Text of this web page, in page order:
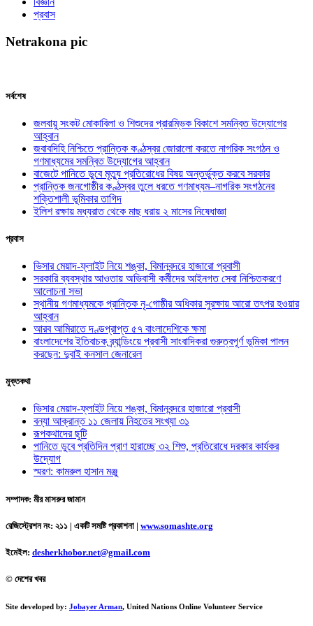
প্রবাস
Netrakona pic
সর্বশেষ
জলবায়ু সংকট মোকাবিলা ও শিশুদের প্রারম্ভিক বিকাশে সমন্বিত উদ্যোগের
আহ্বান
জবাবদিহি নিশ্চিতে প্রান্তিক কণ্ঠস্বর জোরালো করতে নাগরিক সংগঠন ও
গণমাধ্যমের সমন্বিত উদ্যোগের আহ্বান
বাজেটে পানিতে ডুবে মৃত্যু প্রতিরোধের বিষয় অন্তর্ভুক্ত করবে সরকার
প্রান্তিক জনগোষ্ঠীর কণ্ঠস্বর তুলে ধরতে গণমাধ্যম–নাগরিক সংগঠনের
শক্তিশালী ভূমিকার তাগিদ
ইলিশ রক্ষায় মধ্যরাত থেকে মাছ ধরায় ২ মাসের নিষেধাজ্ঞা
প্রবাস
ভিসার মেয়াদ-ফ্লাইট নিয়ে শঙ্কা, বিমানবন্দরে হাজারো প্রবাসী
সরকারি ব্যবস্থার আওতায় অভিবাসী কর্মীদের আইনগত সেবা নিশ্চিতকরণে
আলোচনা সভা
স্থানীয় গণমাধ্যমকে প্রান্তিক নৃ-গোষ্ঠীর অধিকার সুরক্ষায় আরো তৎপর হওয়ার
আহ্বান
আরব আমিরাতে দণ্ডপ্রাপ্ত ৫৭ বাংলাদেশিকে ক্ষমা
বাংলাদেশের ইতিবাচক ব্র্যান্ডিংয়ে প্রবাসী সাংবাদিকরা গুরুত্বপূর্ণ ভূমিকা পালন
করছেন: দুবাই কনসাল জেনারেল
মুক্তকথা
ভিসার মেয়াদ-ফ্লাইট নিয়ে শঙ্কা, বিমানবন্দরে হাজারো প্রবাসী
বন্যা আক্রান্ত ১১ জেলায় নিহতের সংখ্যা ৩১
রূপকথাদের ছুটি
পানিতে ডুবে প্রতিদিন প্রাণ হারাচ্ছে ৩২ শিশু, প্রতিরোধে দরকার কার্যকর
উদ্যোগ
স্মরণ: কামরুল হাসান মঞ্জু
সম্পাদক: মীর মাসরুর জামান
রেজিস্ট্রেশন নং: ২১১ | একটি সমষ্টি প্রকাশনা | www.somashte.org
ইমেইল: desherkhobor.net@gmail.com
© দেশের খবর
Site developed by: Jobayer Arman, United Nations Online Volunteer Service